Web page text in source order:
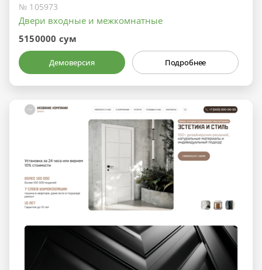
№ 105973
Двери входные и межкомнатные
5150000 сум
Демоверсия Подробнее